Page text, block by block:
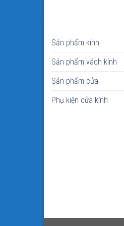
Sản phẩm kính
Sản phẩm vách kính
Sản phẩm cửa
Phụ kiện cửa kính